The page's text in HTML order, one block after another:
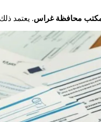
محافظة غراس. يعتمد